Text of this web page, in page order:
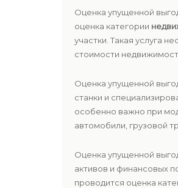
Оценка упущенной
оценка категории
участки. Такая услуга
стоимости
Оценка упущенной
станки и
особенно важно при
автомобили, грузовой
Оценка упущенной
активов и финансовых
проводится оценка